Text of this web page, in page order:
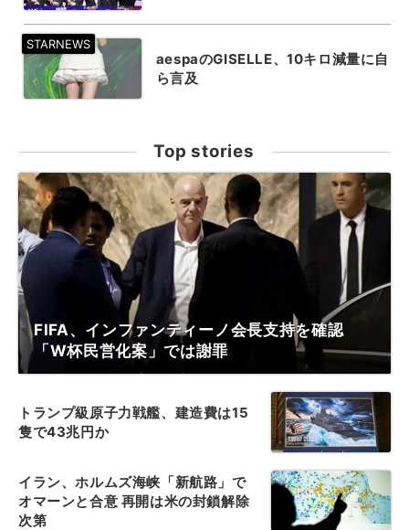
aespaのGISELLE、10キロ減量に自
ら言及
Top stories
FIFA、インファンティーノ会長支持を確認
「W杯民営化案」では謝罪
トランプ級原子力戦艦、建造費は15
隻で43兆円か
イラン、ホルムズ海峡「新航路」で
オマーンと合意 再開は米の封鎖解除
次第